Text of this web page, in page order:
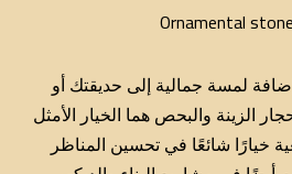
Ornamental
لمسة جمالية إلى حديقتك أو
الزينة والبحص هما الخيار الأمثل
خيارًا شائعًا في تحسين المناظر